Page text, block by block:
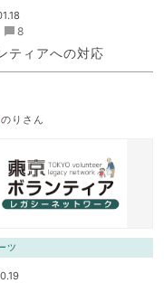
8
ティアへの対応
のりさん
ツ